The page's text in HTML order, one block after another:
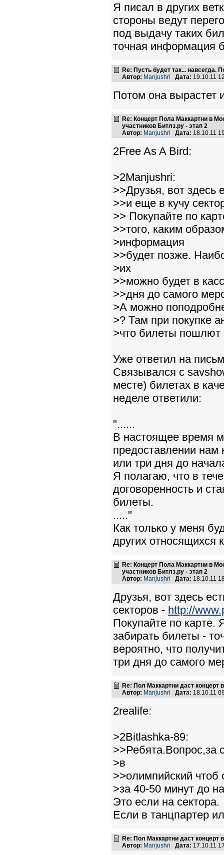
Я писал в других
стороны ведут
под выдачу таких
точная информация
Re: Пусть будет так... навсегда.
Автор: Manjushri Дата: 19.10.11
Потом она вырастет
Re: Концерт Пола Маккартни в
участников Битлз.ру - этап 2
Автор: Manjushri Дата: 18.10.11
2Free As A Bird:
>2Manjushri:
>>Друзья, вот здесь
>>и еще в кучу
>> Покупайте по
>>того, каким
>информация
>>будет позже.
>их
>>можно будет в
>>дня до самого
>А можно
>? Там при покупке
>что билеты пошлют
Уже ответил на
Связывался с
месте) билетах в
неделе ответили:
"......
В настоящее время
предоставлении нам
или три дня до
Я полагаю, что в
договоренность и
билеты.
....."
Как только у меня
других относящихся
Re: Концерт Пола Маккартни в
участников Битлз.ру - этап 2
Автор: Manjushri Дата: 18.10.11
Друзья, вот здесь
секторов - http://
Покупайте по карте.
забирать билеты -
вероятно, что
три дня до самого
Re: Пол Маккартни даст концерт
Автор: Manjushri Дата: 18.10.11
2realife:
>2Bitlashka-89:
>>Ребята.Вопрос,за
>в
>>олимпийский чтоб
>за 40-50 минут до
Это если на сектора.
Если в танцпартер
Re: Пол Маккартни даст концерт
Автор: Manjushri Дата: 17.10.11